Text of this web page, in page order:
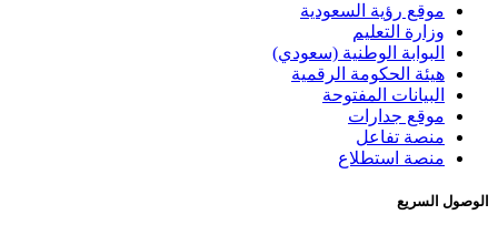
موقع رؤية السعودية
وزارة التعليم
البوابة الوطنية (سعودي)
هيئة الحكومة الرقمية
البيانات المفتوحة
موقع جدارات
منصة تفاعل
منصة استطلاع
الوصول السريع